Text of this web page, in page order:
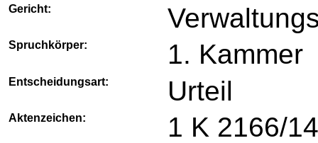
Gericht:
Spruchkörper: 1. Kammer
Entscheidungsart: Urteil
Aktenzeichen: 1 K 2166/